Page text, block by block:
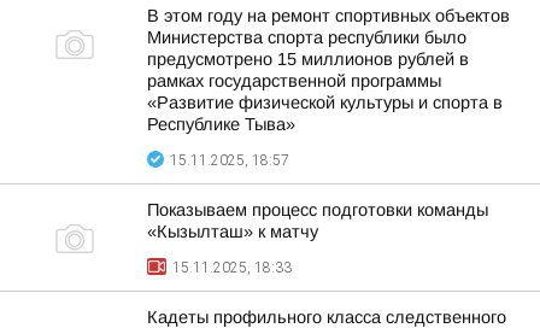
В этом году на ремонт спортивных объектов
Министерства спорта республики было
предусмотрено 15 миллионов рублей в
рамках государственной программы
«Развитие физической культуры и спорта в
Республике Тыва»
15.11.2025, 18:57
Показываем процесс подготовки команды
«Кызылташ» к матчу
15.11.2025, 18:33
Кадеты профильного класса следственного